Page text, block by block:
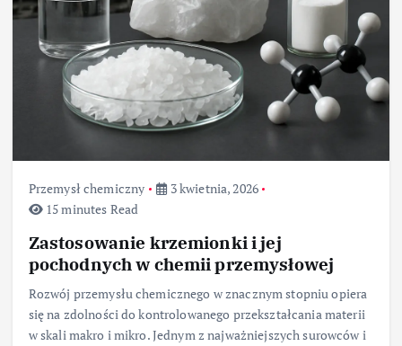
Przemysł chemiczny
3 kwietnia, 2026
15 minutes Read
Zastosowanie krzemionki i jej
pochodnych w chemii przemysłowej
Rozwój przemysłu chemicznego w znacznym stopniu opiera
się na zdolności do kontrolowanego przekształcania materii
w skali makro i mikro. Jednym z najważniejszych surowców i